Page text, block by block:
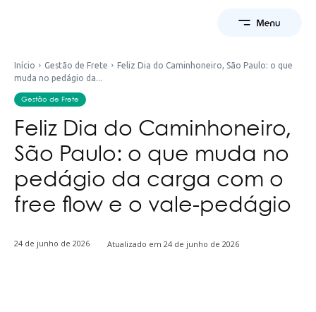
Início Gestão de Frete
Feliz Dia do Caminhoneiro, São Paulo: o que
muda no pedágio da...
Gestão de Frete
Feliz Dia do Caminhoneiro,
São Paulo: o que muda no
pedágio da carga com o
free flow e o vale-pedágio
24 de junho de 2026 Atualizado em 24 de junho de 2026